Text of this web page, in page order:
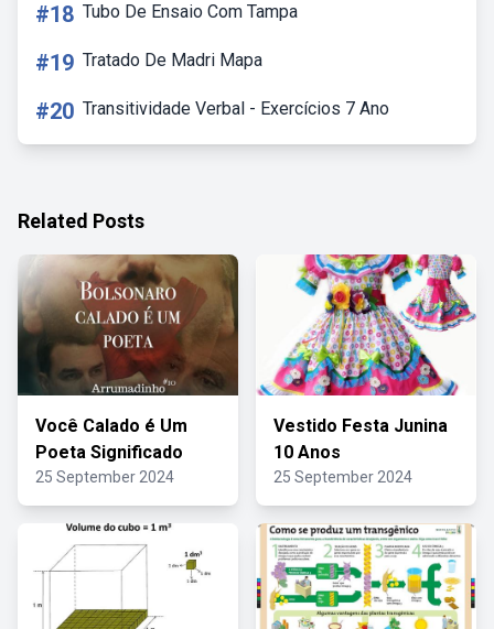
#18 Tubo De Ensaio Com Tampa
#19 Tratado De Madri Mapa
#20 Transitividade Verbal - Exercícios 7 Ano
Related Posts
Você Calado é Um
Poeta Significado
25 September 2024
Vestido Festa Junina
10 Anos
25 September 2024